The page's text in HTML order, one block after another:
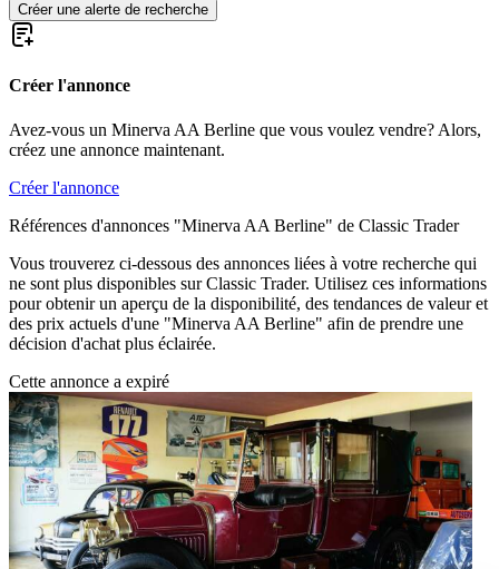
Créer une alerte de recherche
Créer l'annonce
Avez-vous un Minerva AA Berline que vous voulez vendre? Alors,
créez une annonce maintenant.
Créer l'annonce
Références d'annonces "Minerva AA Berline" de Classic Trader
Vous trouverez ci-dessous des annonces liées à votre recherche qui
ne sont plus disponibles sur Classic Trader. Utilisez ces informations
pour obtenir un aperçu de la disponibilité, des tendances de valeur et
des prix actuels d'une "Minerva AA Berline" afin de prendre une
décision d'achat plus éclairée.
Cette annonce a expiré